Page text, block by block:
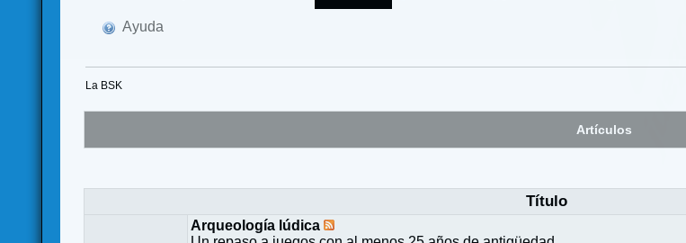
Ayuda
La BSK
Artículos
Título
Arqueología lúdica